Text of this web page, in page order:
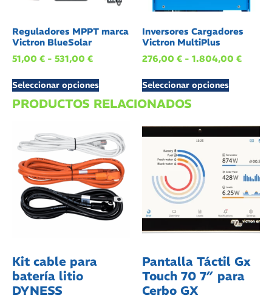
Reguladores MPPT marca
Victron BlueSolar
51,00 € - 531,00 €
Seleccionar opciones
Inversores Cargadores
Victron MultiPlus
276,00 € - 1.804,00 €
Seleccionar opciones
PRODUCTOS RELACIONADOS
Kit cable para
batería litio
DYNESS
Pantalla Táctil Gx
Touch 70 7″ para
Cerbo GX